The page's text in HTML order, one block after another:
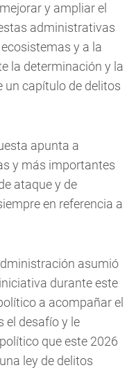
y ampliar el
administrativas
y a la
la determinación y la
un capítulo de delitos
apunta a
y más importantes
ataque y de
en referencia a
asumió
durante este
a acompañar el
el desafío y le
que este 2026
ley de delitos